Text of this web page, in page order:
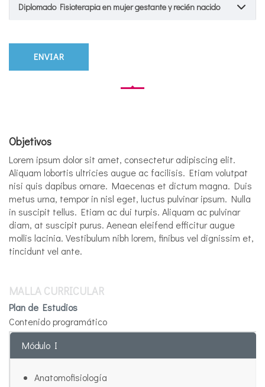
Diplomado Fisioterapia en mujer gestante y recién nacido
Objetivos
Lorem ipsum dolor sit amet, consectetur adipiscing elit.
Aliquam lobortis ultricies augue ac facilisis. Etiam volutpat
nisi quis dapibus ornare. Maecenas et dictum magna. Duis
metus urna, tempor in nisl eget, luctus pulvinar ipsum. Nulla
in suscipit tellus. Etiam ac dui turpis. Aliquam ac pulvinar
diam, at suscipit purus. Aenean eleifend efficitur augue
mollis lacinia. Vestibulum nibh lorem, finibus vel dignissim et,
tincidunt vel ante.
MALLA CURRICULAR
Plan de Estudios
Contenido programático
Módulo I
Anatomofisiología